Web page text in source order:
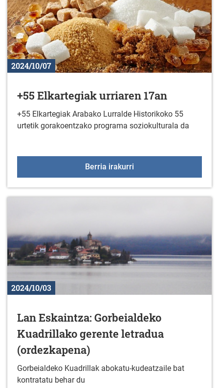
2024/10/07
+55 Elkartegiak urriaren 17an
+55 Elkartegiak Arabako Lurralde Historikoko 55
urtetik gorakoentzako programa soziokulturala da
Berria irakurri
2024/10/03
Lan Eskaintza: Gorbeialdeko
Kuadrillako gerente letradua
(ordezkapena)
Gorbeialdeko Kuadrillak abokatu-kudeatzaile bat
kontratatu behar du